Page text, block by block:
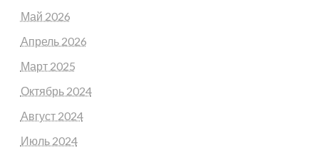
Май 2026
Апрель 2026
Март 2025
Октябрь 2024
Август 2024
Июль 2024